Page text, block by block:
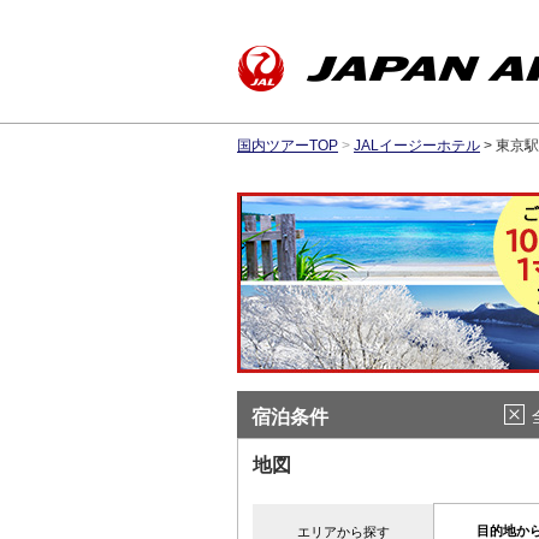
国内ツアーTOP > JALイージーホテル > 東京
宿泊条件
地図
エリアから探す 目的地か